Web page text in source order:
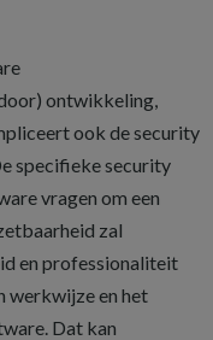
ontwikkeling,
ook de security
specifieke security
vragen om een
zal
en professionaliteit
werkwijze en het
Dat kan